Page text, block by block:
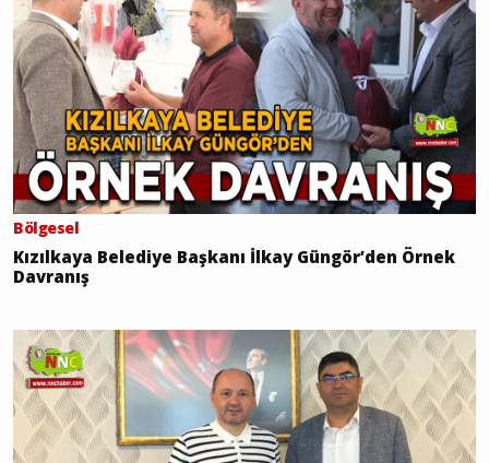
Bölgesel
Kızılkaya Belediye Başkanı İlkay Güngör’den Örnek
Davranış